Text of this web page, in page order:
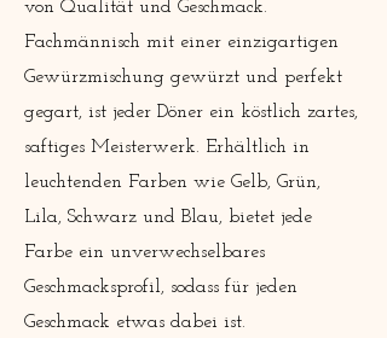
von Qualität und Geschmack.
Fachmännisch mit einer einzigartigen
Gewürzmischung gewürzt und perfekt
gegart, ist jeder Döner ein köstlich zartes,
saftiges Meisterwerk. Erhältlich in
leuchtenden Farben wie Gelb, Grün,
Lila, Schwarz und Blau, bietet jede
Farbe ein unverwechselbares
Geschmacksprofil, sodass für jeden
Geschmack etwas dabei ist.